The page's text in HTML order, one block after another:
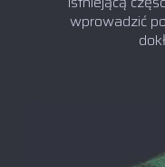
wprowadzić